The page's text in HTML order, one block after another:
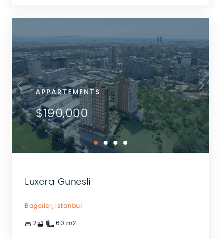
APPARTEMENTS
$190,000
Luxera Gunesli
Bağcılar, Istanbul
2 1 60 m2